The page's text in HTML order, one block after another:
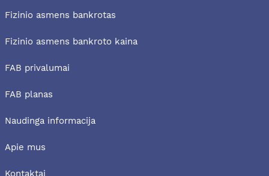
Fizinio asmens bankrotas
Fizinio asmens bankroto kaina
FAB privalumai
FAB planas
Naudinga informacija
Apie mus
Kontaktai